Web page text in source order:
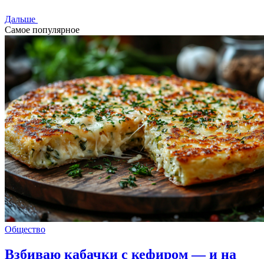
Дальше
Самое популярное
Общество
Взбиваю кабачки с кефиром — и на